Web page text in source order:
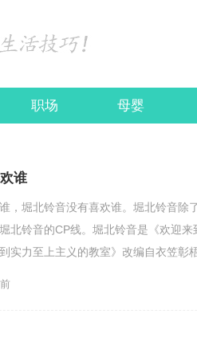
职场 母婴
谁
，堀北铃音没有喜欢谁。堀北铃音除
北铃音的CP线。堀北铃音是《欢迎
实力至上主义的教室》改编自衣笠彰